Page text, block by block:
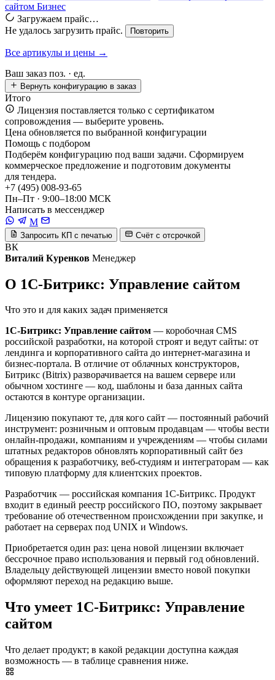
сайтом Бизнес
Загружаем прайс…
Не удалось загрузить прайс.
Повторить
Все артикулы и цены →
Ваш заказ поз. · ед.
Вернуть конфигурацию в заказ
Итого
Лицензия поставляется только с сертификатом
сопровождения — выберите уровень.
Цена обновляется по выбранной конфигурации
Помощь с подбором
Подберём конфигурацию под ваши задачи. Сформируем
коммерческое предложение и подготовим документы
для тендера.
+7 (495) 008-93-65
Пн–Пт · 9:00–18:00 МСК
Написать в мессенджер
M
Запросить КП с печатью Счёт с отсрочкой
ВК
Виталий Куренков Менеджер
О 1С-Битрикс: Управление сайтом
Что это и для каких задач применяется
1С-Битрикс: Управление сайтом — коробочная CMS
российской разработки, на которой строят и ведут сайты: от
лендинга и корпоративного сайта до интернет-магазина и
бизнес-портала. В отличие от облачных конструкторов,
Битрикс (Bitrix) разворачивается на вашем сервере или
обычном хостинге — код, шаблоны и база данных сайта
остаются в контуре организации.
Лицензию покупают те, для кого сайт — постоянный рабочий
инструмент: розничным и оптовым продавцам — чтобы вести
онлайн-продажи, компаниям и учреждениям — чтобы силами
штатных редакторов обновлять корпоративный сайт без
обращения к разработчику, веб-студиям и интеграторам — как
типовую платформу для клиентских проектов.
Разработчик — российская компания 1С-Битрикс. Продукт
входит в единый реестр российского ПО, поэтому закрывает
требование об отечественном происхождении при закупке, и
работает на серверах под UNIX и Windows.
Приобретается один раз: цена новой лицензии включает
бессрочное право использования и первый год обновлений.
Владельцу действующей лицензии вместо новой покупки
оформляют переход на редакцию выше.
Что умеет 1С-Битрикс: Управление
сайтом
Что делает продукт; в какой редакции доступна каждая
возможность — в таблице сравнения ниже.